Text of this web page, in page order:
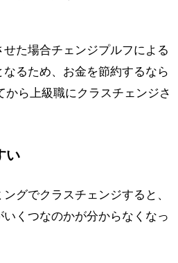
た場合チェンジプルフによる
るため、お金を節約するなら
ら上級職にクラスチェンジさ
い
グでクラスチェンジすると、
くつなのかが分からなくなっ